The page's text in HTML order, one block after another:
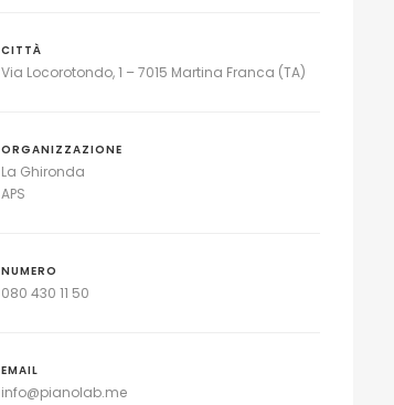
CITTÀ
Via Locorotondo, 1 – 7015 Martina Franca (TA)
ORGANIZZAZIONE
La Ghironda
APS
NUMERO
080 430 11 50
EMAIL
info@pianolab.me